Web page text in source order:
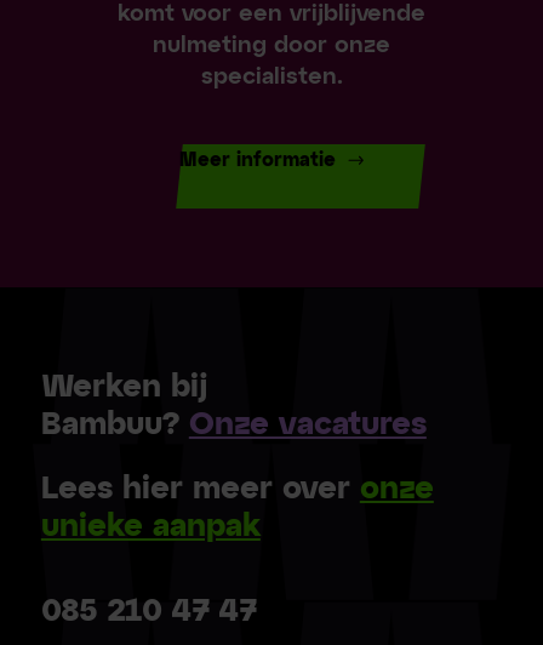
komt voor een vrijblijvende
nulmeting door onze
specialisten.
Meer informatie
Werken bij
Bambuu? Onze vacatures
Lees hier meer over onze
unieke aanpak
085 210 47 47